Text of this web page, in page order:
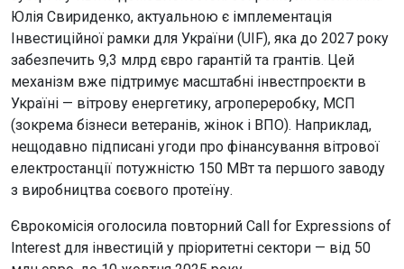
Юлія Свириденко, актуальною є імплементація
Інвестиційної рамки для України (UIF), яка до 2027 року
забезпечить 9,3 млрд євро гарантій та грантів. Цей
механізм вже підтримує масштабні інвестпроєкти в
Україні — вітрову енергетику, агропереробку, МСП
(зокрема бізнеси ветеранів, жінок і ВПО). Наприклад,
нещодавно підписані угоди про фінансування вітрової
електростанції потужністю 150 МВт та першого заводу
з виробництва соєвого протеїну.
Єврокомісія оголосила повторний Call for Expressions of
Interest для інвестицій у пріоритетні сектори — від 50